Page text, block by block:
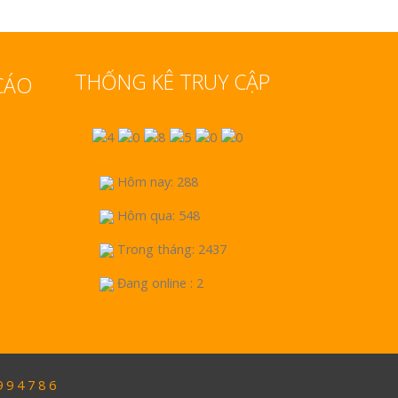
THỐNG KÊ TRUY CẬP
Hôm nay: 288
Hôm qua: 548
Trong tháng: 2437
Đang online : 2
9 4 7 8 6